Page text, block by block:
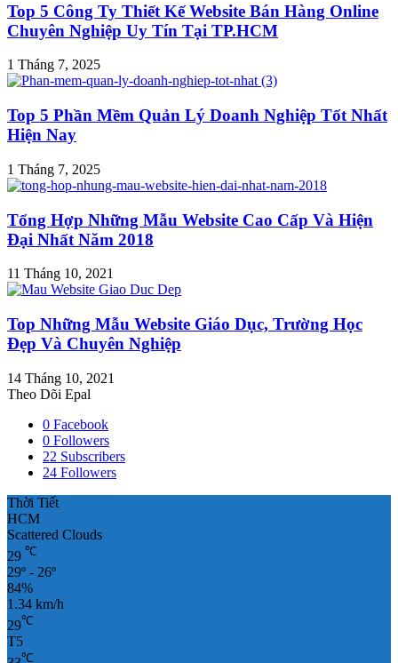
Top 5 Công Ty Thiết Kế Website Bán Hàng Online
Chuyên Nghiệp Uy Tín Tại TP.HCM
1 Tháng 7, 2025
Top 5 Phần Mềm Quản Lý Doanh Nghiệp Tốt Nhất
Hiện Nay
1 Tháng 7, 2025
Tổng Hợp Những Mẫu Website Cao Cấp Và Hiện
Đại Nhất Năm 2018
11 Tháng 10, 2021
Top Những Mẫu Website Giáo Dục, Trường Học
Đẹp Và Chuyên Nghiệp
14 Tháng 10, 2021
Theo Dõi Epal
0 Facebook
0 Followers
22 Subscribers
24 Followers
Thời Tiết
HCM
Scattered Clouds
29 ℃
29º - 26º
84%
1.34 km/h
29℃
T5
℃